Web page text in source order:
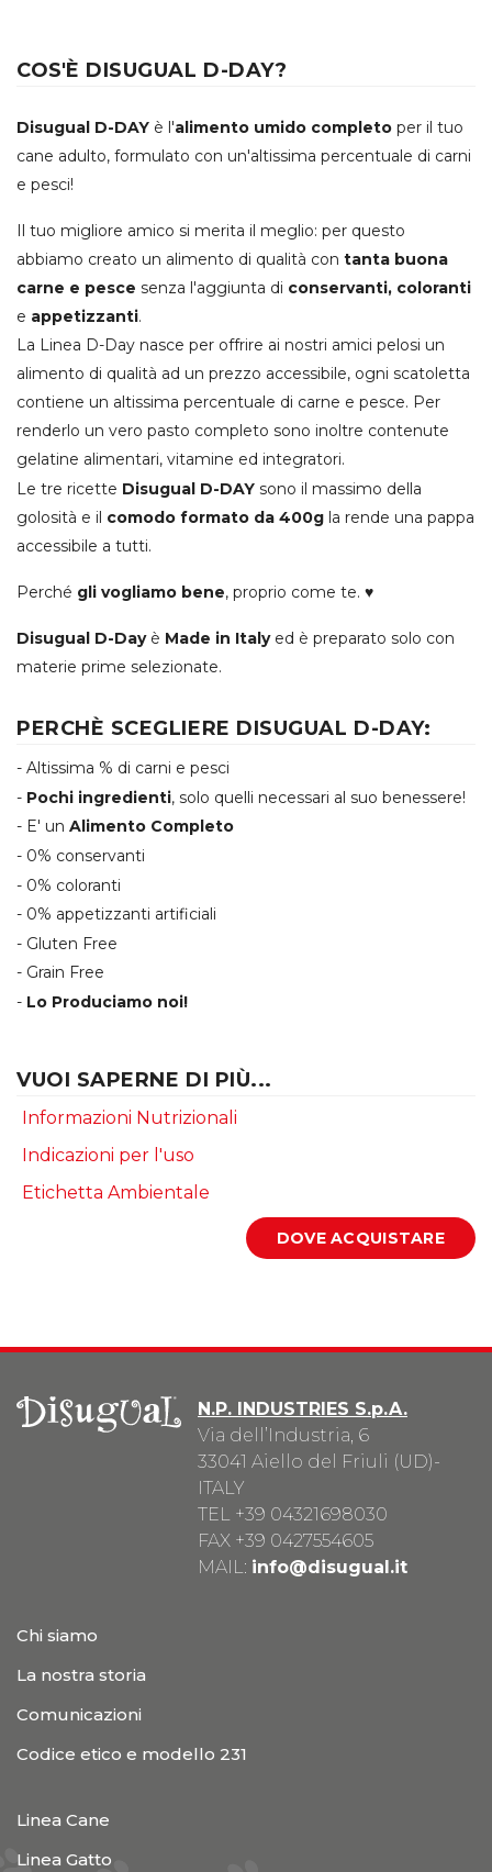
COS'È DISUGUAL D-DAY?
Disugual D-DAY è l'alimento umido completo per il tuo
cane adulto, formulato con un'altissima percentuale di carni
e pesci!
Il tuo migliore amico si merita il meglio: per questo
abbiamo creato un alimento di qualità con tanta buona
carne e pesce senza l'aggiunta di conservanti, coloranti
e appetizzanti.
La Linea D-Day nasce per offrire ai nostri amici pelosi un
alimento di qualità ad un prezzo accessibile, ogni scatoletta
contiene un altissima percentuale di carne e pesce. Per
renderlo un vero pasto completo sono inoltre contenute
gelatine alimentari, vitamine ed integratori.
Le tre ricette Disugual D-DAY sono il massimo della
golosità e il comodo formato da 400g la rende una pappa
accessibile a tutti.
Perché gli vogliamo bene, proprio come te. ♥
Disugual D-Dayè Made in Italyed è preparato solo con
materie prime selezionate.
PERCHÈ SCEGLIERE DISUGUAL D-DAY:
- Altissima % di carni e pesci
- Pochi ingredienti, solo quelli necessari al suo benessere!
- E' un Alimento Completo
- 0% conservanti
- 0% coloranti
- 0% appetizzanti artificiali
- Gluten Free
- Grain Free
- Lo Produciamo noi!
VUOI SAPERNE DI PIÙ...
Informazioni Nutrizionali
Indicazioni per l'uso
Etichetta Ambientale
N.P. INDUSTRIES S.p.A.
Via dell’Industria, 6
33041 Aiello del Friuli (UD)-
ITALY
TEL +39 04321698030
FAX +39 0427554605
MAIL: info@disugual.it
Chi siamo
La nostra storia
Comunicazioni
Codice etico e modello 231
Linea Cane
Linea Gatto